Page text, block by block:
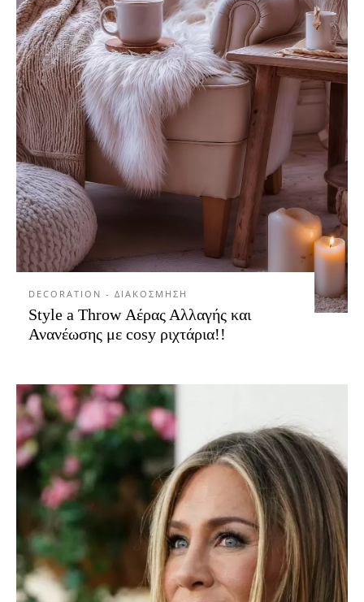
DECORATION - ΔΙΑΚΟΣΜΗΣΗ
Style a Throw Αέρας Αλλαγής και
Ανανέωσης με cosy ριχτάρια!!